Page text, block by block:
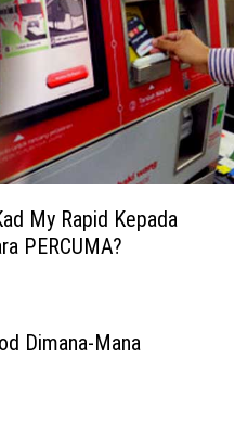
My Rapid Kepada
PERCUMA?
Dimana-Mana